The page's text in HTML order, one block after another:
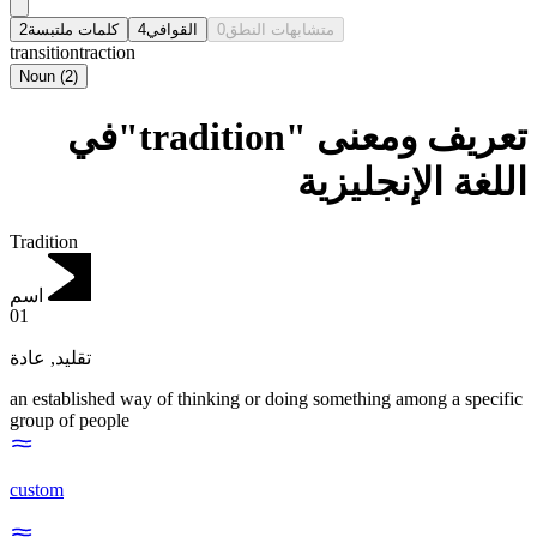
كلمات ملتبسة2 القوافي4 متشابهات النطق0
transitiontraction
Noun (2)
تعريف ومعنى "tradition"في
اللغة الإنجليزية
Tradition
اسم
01
تقليد, عادة
an established way of thinking or doing something among a specific
group of people
custom